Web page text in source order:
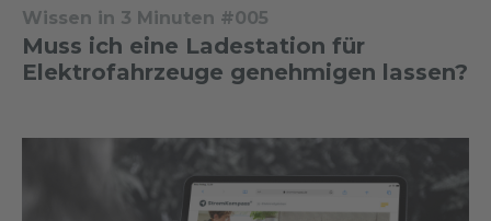
Wissen in 3 Minuten #005
Muss ich eine Ladestation für
Elektrofahrzeuge genehmigen lassen?